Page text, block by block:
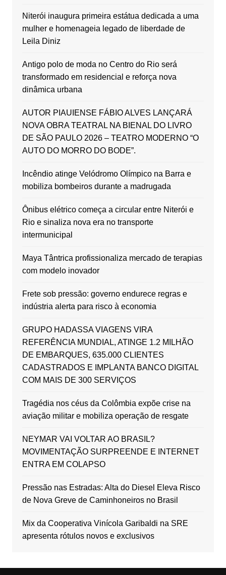
Niterói inaugura primeira estátua dedicada a uma
mulher e homenageia legado de liberdade de
Leila Diniz
Antigo polo de moda no Centro do Rio será
transformado em residencial e reforça nova
dinâmica urbana
AUTOR PIAUIENSE FÁBIO ALVES LANÇARÁ
NOVA OBRA TEATRAL NA BIENAL DO LIVRO
DE SÃO PAULO 2026 – TEATRO MODERNO “O
AUTO DO MORRO DO BODE”.
Incêndio atinge Velódromo Olímpico na Barra e
mobiliza bombeiros durante a madrugada
Ônibus elétrico começa a circular entre Niterói e
Rio e sinaliza nova era no transporte
intermunicipal
Maya Tântrica profissionaliza mercado de terapias
com modelo inovador
Frete sob pressão: governo endurece regras e
indústria alerta para risco à economia
GRUPO HADASSA VIAGENS VIRA
REFERÊNCIA MUNDIAL, ATINGE 1.2 MILHÃO
DE EMBARQUES, 635.000 CLIENTES
CADASTRADOS E IMPLANTA BANCO DIGITAL
COM MAIS DE 300 SERVIÇOS
Tragédia nos céus da Colômbia expõe crise na
aviação militar e mobiliza operação de resgate
NEYMAR VAI VOLTAR AO BRASIL?
MOVIMENTAÇÃO SURPREENDE E INTERNET
ENTRA EM COLAPSO
Pressão nas Estradas: Alta do Diesel Eleva Risco
de Nova Greve de Caminhoneiros no Brasil
Mix da Cooperativa Vinícola Garibaldi na SRE
apresenta rótulos novos e exclusivos